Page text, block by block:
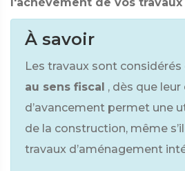
À savoir
Les travaux sont
au sens fiscal , dès que
d’avancement permet une
de la construction, même
travaux d’aménagement